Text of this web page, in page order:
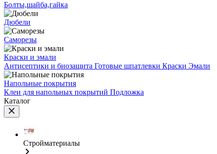
Болты,шайба,гайка
Дюбели
Саморезы
Краски и эмали
Антисептики и биозащита Готовые шпатлевки Краски Эмали
Напольные покрытия
Клеи для напольных покрытий Подложка
Каталог
Стройматериалы